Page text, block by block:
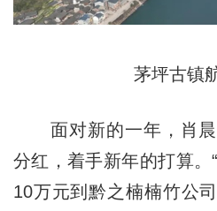
茅坪古镇
面对新的一年，肖晨
分红，着手新年的打算。
10万元到黔之楠楠竹公